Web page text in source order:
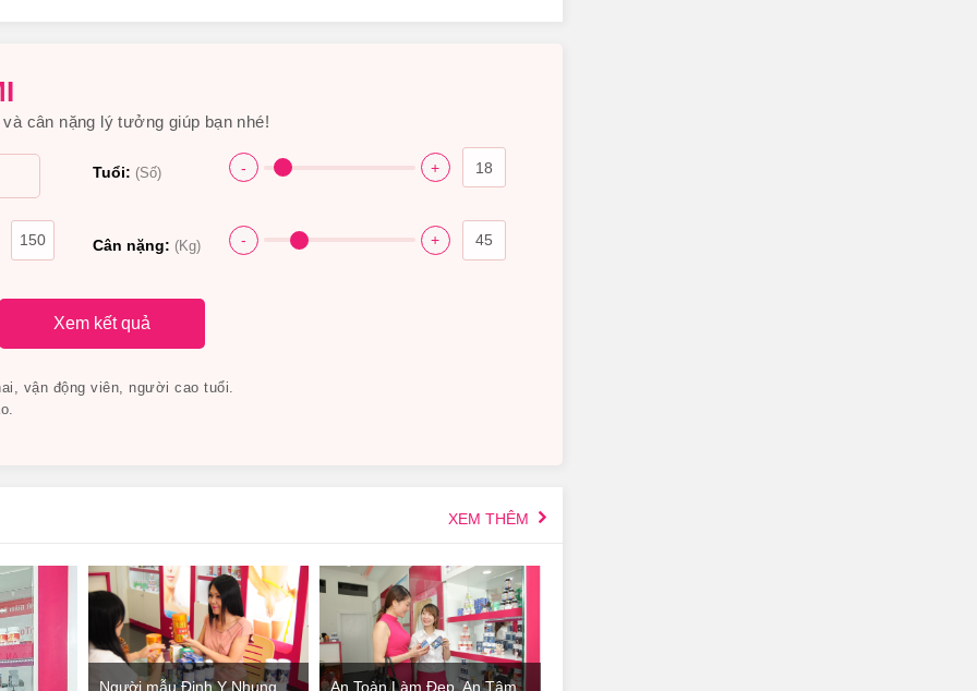
cân nặng lý tưởng giúp bạn nhé!
Tuổi: (Số) - +
Cân nặng: (Kg) - +
Xem kết quả
vận động viên, người cao tuổi.
XEM THÊM
Người mẫu Đinh Y Nhung An Toàn Làm Đẹp, An Tâm